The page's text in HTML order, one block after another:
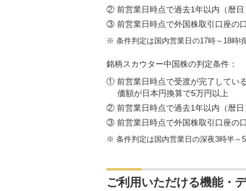
② 前営業日時点で過去1年以内（暦日
③ 前営業日時点で外国株取引口座の
※ 条件判定は国内営業日の17時～18時頃
銘柄スカウター中国株の判定条件：
① 前営業日時点で受渡が完了してい
価額が日本円換算で5万円以上
② 前営業日時点で過去1年以内（暦日
③ 前営業日時点で外国株取引口座の
※ 条件判定は国内営業日の深夜3時半～
ご利用いただける機能・